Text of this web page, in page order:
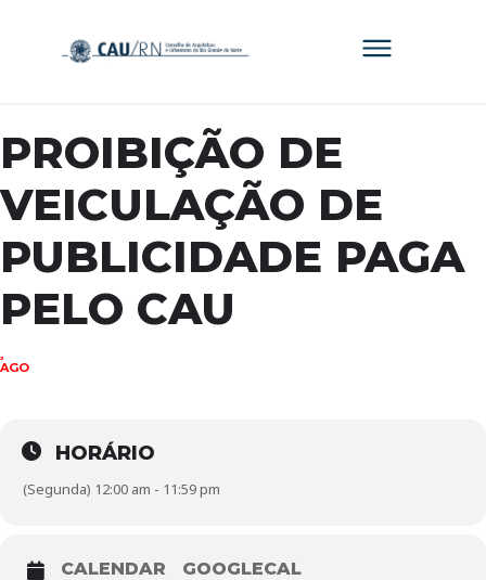
PROIBIÇÃO DE
VEICULAÇÃO DE
PUBLICIDADE PAGA
PELO CAU
21
AGO
HORÁRIO
(Segunda) 12:00 am - 11:59 pm
CALENDAR GOOGLECAL